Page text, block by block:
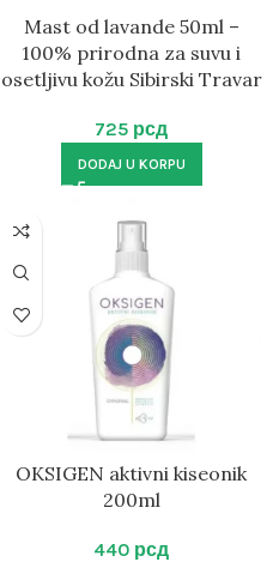
Mast od lavande 50ml –
100% prirodna za suvu i
osetljivu kožu Sibirski Travar
725 рсд
DODAJ U KORPU
OKSIGEN aktivni kiseonik
200ml
440 рсд